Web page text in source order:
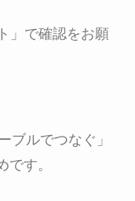
」で確認をお願
ブルでつなぐ」
す。